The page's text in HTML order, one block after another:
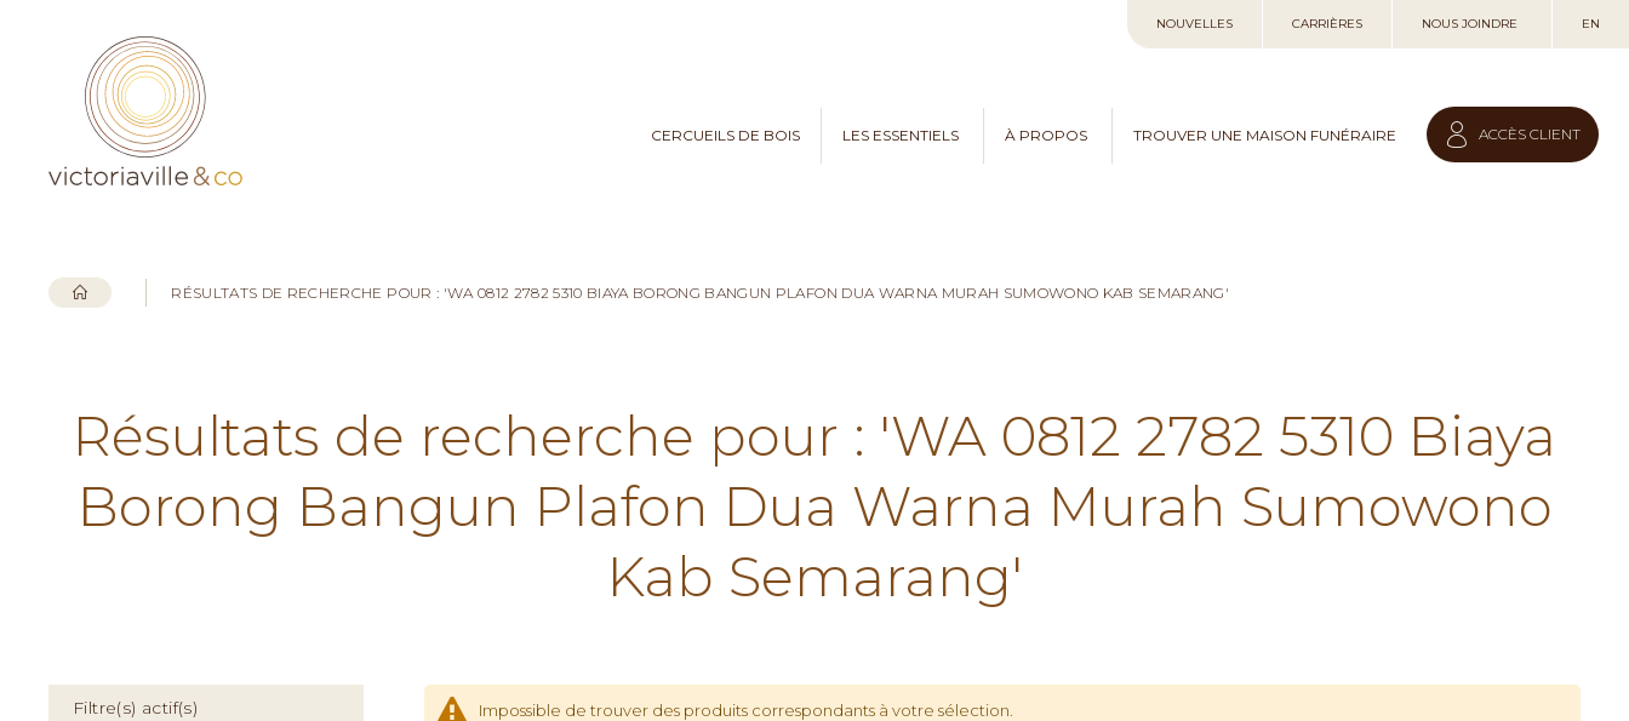
au
NOUVELLES CARRIÈRES NOUS JOINDRE EN
CERCUEILS DE BOIS LES ESSENTIELS À PROPOS TROUVER UNE MAISON FUNÉRAIRE ACCÈS CLIENT
RÉSULTATS DE RECHERCHE POUR : 'WA 0812 2782 5310 BIAYA BORONG BANGUN PLAFON DUA WARNA MURAH SUMOWONO KAB SEMARANG'
Résultats de recherche pour : 'WA 0812 2782 5310 Biaya
Borong Bangun Plafon Dua Warna Murah Sumowono
Kab Semarang'
Impossible de trouver des produits correspondants à votre sélection.
Filtre(s) actif(s)